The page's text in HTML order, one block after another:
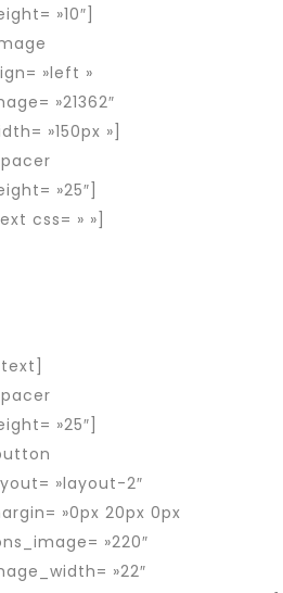
»10″]
»left »
»21362″
»150px »]
»25″]
css= » »]
»25″]
»layout-2″
»0px 20px 0px
»220″
»22″